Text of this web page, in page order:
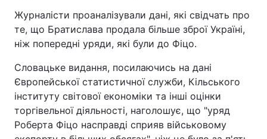
Журналісти проаналізували дані, які свідчать про
те, що Братислава продала більше зброї Україні,
ніж попередні уряди, які були до Фіцо.
Словацьке видання, посилаючись на дані
Європейської статистичної служби, Кільського
інституту світової економіки та інші оцінки
торгівельної діяльності, наголошує, що "уряд
Роберта Фіцо насправді сприяв військовому